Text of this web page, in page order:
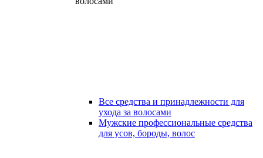
Все средства и принадлежности для
ухода за волосами
Мужские профессиональные средства
для усов, бороды, волос